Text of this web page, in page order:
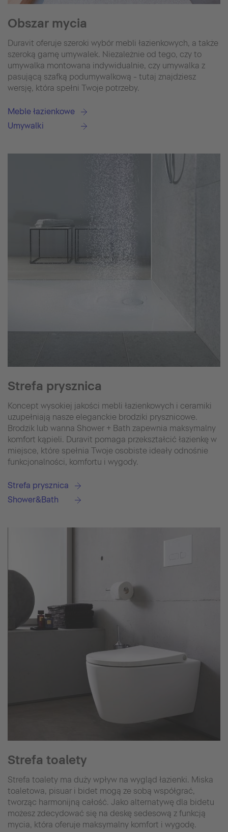
Obszar mycia
Duravit oferuje szeroki wybór mebli łazienkowych, a także
szeroką gamę umywalek. Niezależnie od tego, czy to
umywalka montowana indywidualnie, czy umywalka z
pasującą szafką podumywalkową - tutaj znajdziesz
wersję, która spełni Twoje potrzeby.
Meble łazienkowe
Umywalki
Strefa prysznica
Koncept wysokiej jakości mebli łazienkowych i ceramiki
uzupełniają nasze eleganckie brodziki prysznicowe.
Brodzik lub wanna Shower + Bath zapewnia maksymalny
komfort kąpieli. Duravit pomaga przekształcić łazienkę w
miejsce, które spełnia Twoje osobiste ideały odnośnie
funkcjonalności, komfortu i wygody.
Strefa prysznica
Shower&Bath
Strefa toalety
Strefa toalety ma duży wpływ na wygląd łazienki. Miska
toaletowa, pisuar i bidet mogą ze sobą współgrać,
tworząc harmonijną całość. Jako alternatywę dla bidetu
możesz zdecydować się na deskę sedesową z funkcją
mycia, która oferuje maksymalny komfort i wygodę.